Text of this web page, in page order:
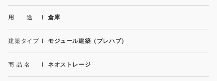
ガレージ・物置
勉強部屋・子供部屋
休憩室・喫煙室
その他
用 途 倉庫
建築タイプ モジュール建築（プレハブ）
商 品 名 ネオストレージ